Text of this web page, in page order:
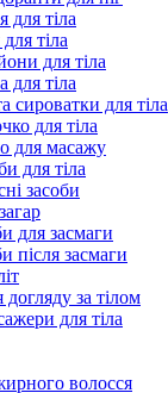
для тіла
тіла
для тіла
для тіла
сироватки для тіла
для тіла
для масажу
для тіла
засоби
для засмаги
після засмаги
за тілом
для тіла
волосся